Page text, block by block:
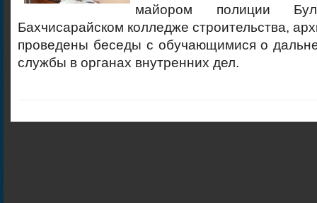
майором полиции
Бахчисарайском колледже строительства,
проведены беседы с обучающимися о
службы в органах внутренних дел.